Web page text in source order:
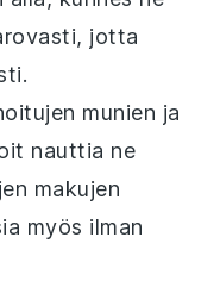
jotta
munien ja
nauttia ne
makujen
myös ilman